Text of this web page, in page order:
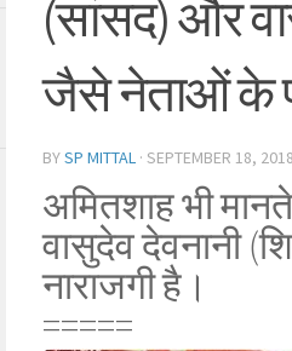
(सांसद) और
जैसे नेताओं के
BYSP MITTAL · SEPTEMBER 18, 2018
अमितशाह भी
वासुदेव देवनानी
नाराजगी है।
=====